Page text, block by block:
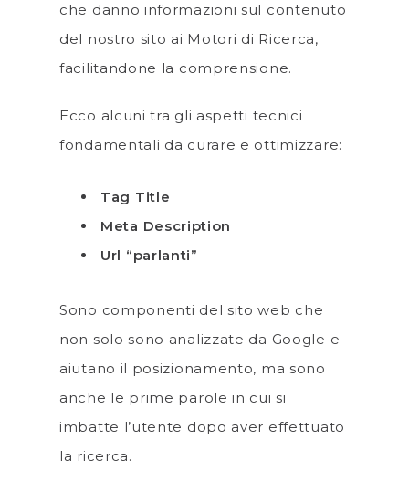
che danno informazioni sul contenuto
del nostro sito ai Motori di Ricerca,
facilitandone la comprensione.
Ecco alcuni tra gli aspetti tecnici
fondamentali da curare e ottimizzare:
Tag Title
Meta Description
Url “parlanti”
Sono componenti del sito web che
non solo sono analizzate da Google e
aiutano il posizionamento, ma sono
anche le prime parole in cui si
imbatte l’utente dopo aver effettuato
la ricerca.